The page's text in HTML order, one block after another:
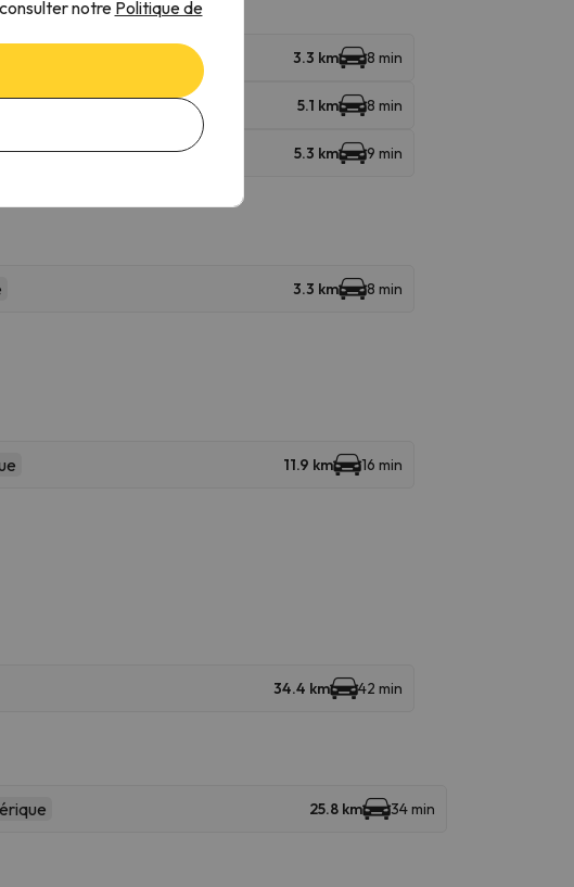
3.3 km 8 min
5.1 km 8 min
5.3 km 9 min
3.3 km 8 min
11.9 km 16 min
34.4 km 42 min
25.8 km 34 min
notre Politique de